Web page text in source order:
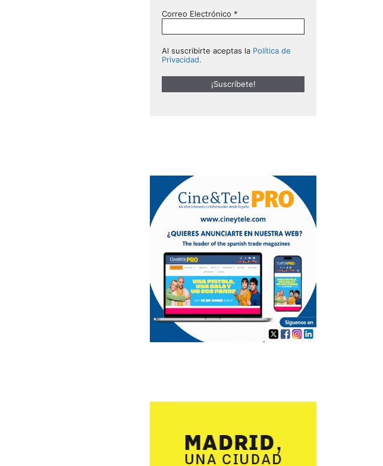
Correo Electrónico *
Al suscribirte aceptas la Política de
Privacidad.